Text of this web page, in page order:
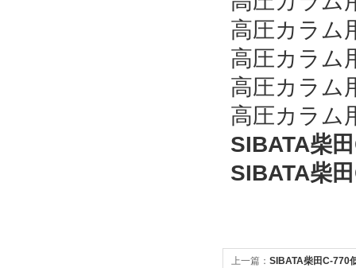
高圧カラム
高圧カラム
高圧カラム
高圧カラム
SIBATA柴
SIBATA柴
上一篇： SIBATA柴田C-770